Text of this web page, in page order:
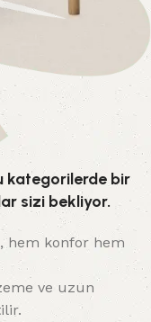
kategorilerde bir
sizi bekliyor.
hem konfor hem
ve uzun